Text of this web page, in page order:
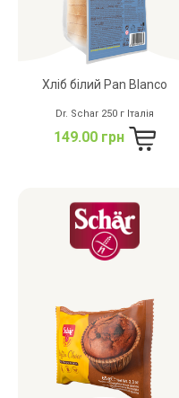
Хліб білий Pan Blanco
Dr. Schar 250 г Італія
149.00 грн